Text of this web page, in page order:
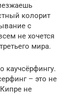
колорит
с
не хочется
мира.
каучсёрфингу.
– это не
не